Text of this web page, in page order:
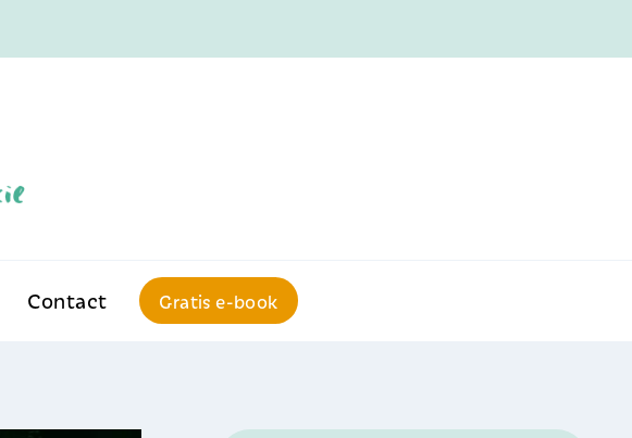
Contact Gratis e-book